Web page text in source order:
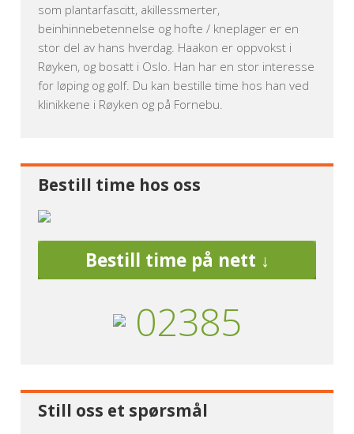
som plantarfascitt, akillessmerter,
beinhinnebetennelse og hofte / kneplager er en
stor del av hans hverdag. Haakon er oppvokst i
Røyken, og bosatt i Oslo. Han har en stor interesse
for løping og golf. Du kan bestille time hos han ved
klinikkene i Røyken og på Fornebu.
Bestill time hos oss
Bestill time på nett ↓
02385
Still oss et spørsmål